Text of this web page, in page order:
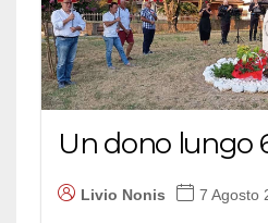
Un dono lungo
Livio Nonis 7 Agosto